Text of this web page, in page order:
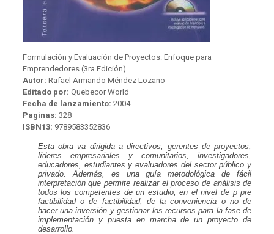
Formulación y Evaluación de Proyectos: Enfoque para
Emprendedores (3ra Edición)
Autor: Rafael Armando Méndez Lozano
Editado por: Quebecor World
Fecha de lanzamiento: 2004
Paginas: 328
ISBN13: 9789583352836
Esta obra va dirigida a directivos, gerentes de proyectos,
líderes empresariales y comunitarios, investigadores,
educadores, estudiantes y evaluadores del sector público y
privado. Además, es una guía metodológica de fácil
interpretación que permite realizar el proceso de análisis de
todos los competentes de un estudio, en el nivel de p pre
factibilidad o de factibilidad, de la conveniencia o no de
hacer una inversión y gestionar los recursos para la fase de
implementación y puesta en marcha de un proyecto de
desarrollo.